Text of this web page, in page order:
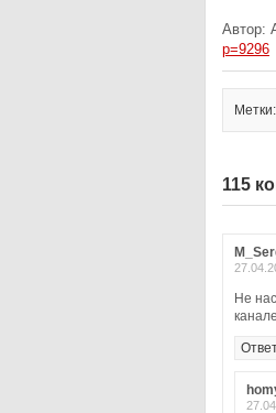
Автор:
p=9296
Метки:
115
Не